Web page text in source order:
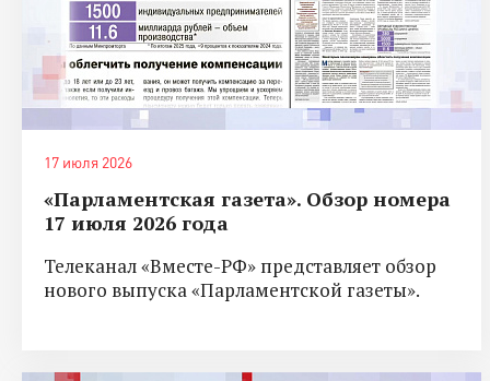
17 июля 2026
«Парламентская газета». Обзор номера
17 июля 2026 года
Телеканал «Вместе-РФ» представляет обзор
нового выпуска «Парламентской газеты».